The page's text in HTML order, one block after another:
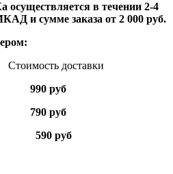
в течении 2-4
и сумме заказа от 2 000 руб.
доставки
990 руб
790 руб
590 руб